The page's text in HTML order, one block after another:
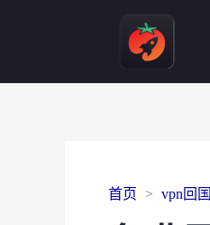
首页 vpn回国